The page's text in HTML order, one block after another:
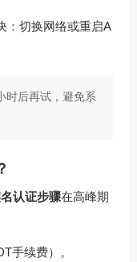
：切换网络或重启A
时后再试，避免系
认证步骤在高峰期
手续费）。